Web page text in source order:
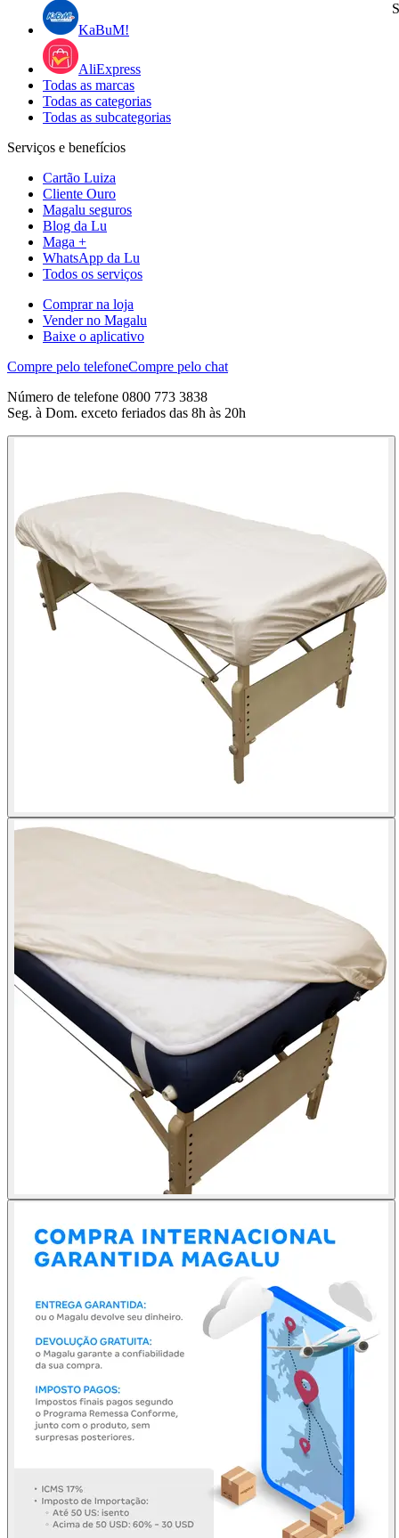
KaBuM!
AliExpress
Todas as marcas
Todas as categorias
Todas as subcategorias
Serviços e benefícios
Cartão Luiza
Cliente Ouro
Magalu seguros
Blog da Lu
Maga +
WhatsApp da Lu
Todos os serviços
Comprar na loja
Vender no Magalu
Baixe o aplicativo
Compre pelo telefoneCompre pelo chat
Número de telefone 0800 773 3838
Seg. à Dom. exceto feriados das 8h às 20h